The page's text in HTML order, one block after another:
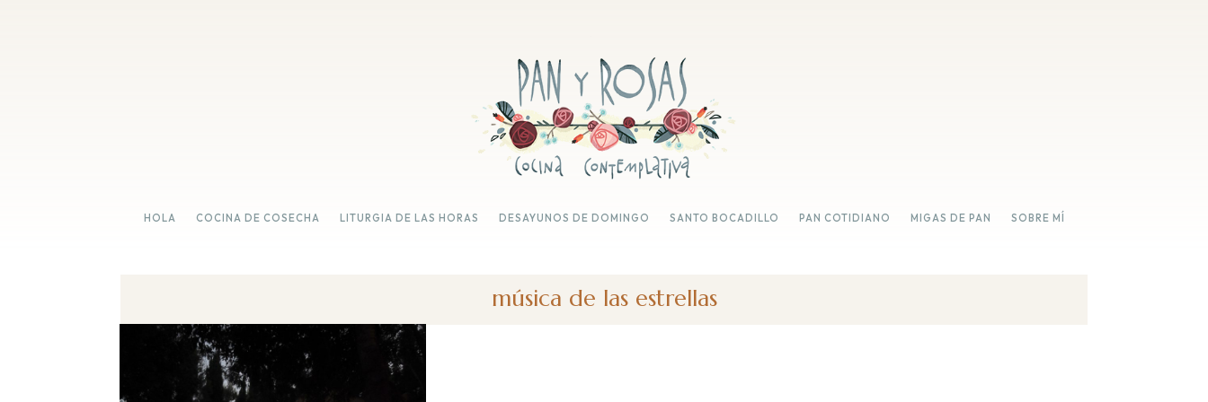
HOLA COCINA DE COSECHA LITURGIA DE LAS HORAS DESAYUNOS DE DOMINGO SANTO BOCADILLO PAN COTIDIANO MIGAS DE PAN SOBRE MÍ
música de las estrellas